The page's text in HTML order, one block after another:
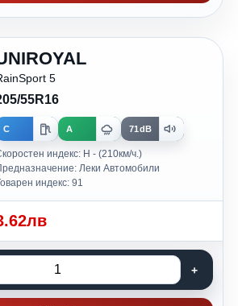
5
55R16
C A 71dB
индекс: H - (210км/ч.)
Леки Автомобили
индекс: 91